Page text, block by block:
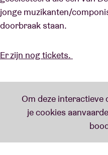
jonge muzikanten/
doorbraak staan.
Er zijn nog tickets.